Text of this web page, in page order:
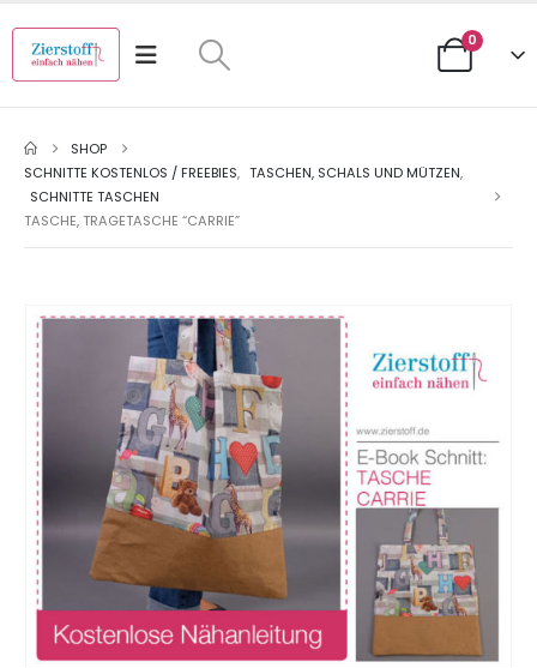
0
SHOP
SCHNITTE KOSTENLOS / FREEBIES, TASCHEN, SCHALS UND MÜTZEN,
SCHNITTE TASCHEN
TASCHE, TRAGETASCHE “CARRIE”